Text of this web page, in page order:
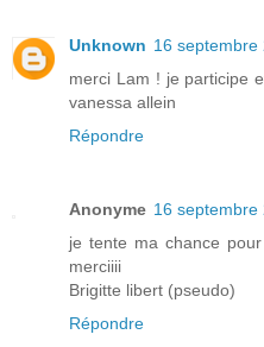
Unknown 16 septembre
merci Lam ! je participe
vanessa allein
Répondre
Anonyme 16 septembre
je tente ma chance
merciiii
Brigitte libert (pseudo)
Répondre